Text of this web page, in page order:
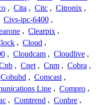
, Cita , Citc , Citronix ,
Civs-ipc-6400 ,
, Clearpix ,
, Cloud ,
, Cloudcam , Cloudlive ,
, Cnet , Cnm , Cobra ,
Cohuhd , Comcast ,
Line , Compro ,
, Comtrend , Conbre ,